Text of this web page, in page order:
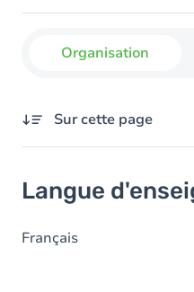
Organisation
Sur cette page
Langue
Français